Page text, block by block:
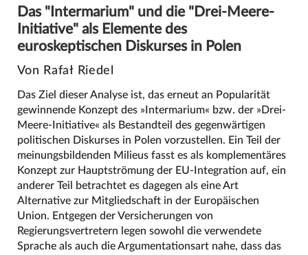
Das "Intermarium" und die "Drei-Meere-
Initiative" als Elemente des
euroskeptischen Diskurses in Polen
Von Rafał Riedel
Das Ziel dieser Analyse ist, das erneut an Popularität
gewinnende Konzept des »Intermarium« bzw. der »Drei-
Meere-Initiative« als Bestandteil des gegenwärtigen
politischen Diskurses in Polen vorzustellen. Ein Teil der
meinungsbildenden Milieus fasst es als komplementäres
Konzept zur Hauptströmung der EU-Integration auf, ein
anderer Teil betrachtet es dagegen als eine Art
Alternative zur Mitgliedschaft in der Europäischen
Union. Entgegen der Versicherungen von
Regierungsvertretern legen sowohl die verwendete
Sprache als auch die Argumentationsart nahe, dass das